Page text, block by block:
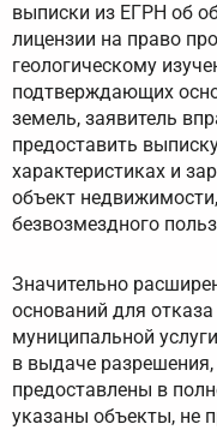
выписки из ЕГРН об
лицензии на право
геологическому
подтверждающих
земель, заявитель
предоставить
характеристиках и
объект
безвозмездного
Значительно
оснований для
муниципальной
в выдаче
предоставлены в
указаны объекты, не